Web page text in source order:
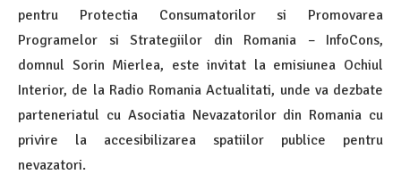
pentru Protectia Consumatorilor si Promovarea
Programelor si Strategiilor din Romania – InfoCons,
domnul Sorin Mierlea, este invitat la emisiunea Ochiul
Interior, de la Radio Romania Actualitati, unde va dezbate
parteneriatul cu Asociatia Nevazatorilor din Romania cu
privire la accesibilizarea spatiilor publice pentru
nevazatori.